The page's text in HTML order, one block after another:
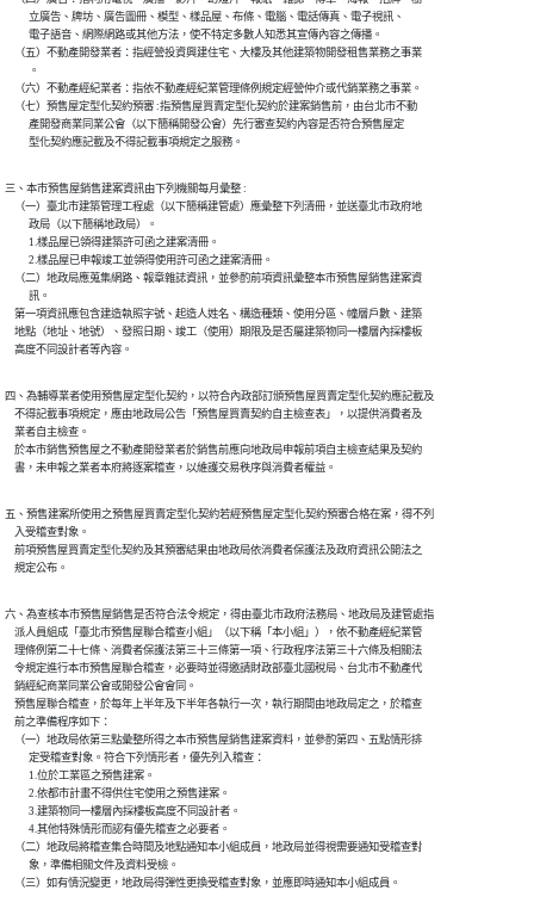
          立廣告、牌坊、廣告圖冊、模型、樣品屋、布條、電腦、電話傳真、電子視訊、
          電子語音、網際網路或其他方法，使不特定多數人知悉其宣傳內容之傳播。
    （五）不動產開發業者：指經營投資興建住宅、大樓及其他建築物開發租售業務之事業
          。
    （六）不動產經紀業者：指依不動產經紀業管理條例規定經營仲介或代銷業務之事業。
    （七）預售屋定型化契約預審 :指預售屋買賣定型化契約於建案銷售前，由台北市不動
          產開發商業同業公會（以下簡稱開發公會）先行審查契約內容是否符合預售屋定
          型化契約應記載及不得記載事項規定之服務。
三、本市預售屋銷售建案資訊由下列機關每月彙整 :
    （一）臺北市建築管理工程處（以下簡稱建管處）應彙整下列清冊，並送臺北市政府地
          政局（以下簡稱地政局）。
          1.樣品屋已領得建築許可函之建案清冊。
          2.樣品屋已申報竣工並領得使用許可函之建案清冊。
    （二）地政局應蒐集網路、報章雜誌資訊，並參酌前項資訊彙整本市預售屋銷售建案資
          訊。
    第一項資訊應包含建造執照字號、起造人姓名、構造種類、使用分區、幢層戶數、建築
    地點（地址、地號）、發照日期、竣工（使用）期限及是否屬建築物同一樓層內採樓板
    高度不同設計者等內容。
四、為輔導業者使用預售屋定型化契約，以符合內政部訂頒預售屋買賣定型化契約應記載及
    不得記載事項規定，應由地政局公告「預售屋買賣契約自主檢查表」，以提供消費者及
    業者自主檢查。
    於本市銷售預售屋之不動產開發業者於銷售前應向地政局申報前項自主檢查結果及契約
    書，未申報之業者本府將逐案稽查，以維護交易秩序與消費者權益。
五、預售建案所使用之預售屋買賣定型化契約若經預售屋定型化契約預審合格在案，得不列
    入受稽查對象。
    前項預售屋買賣定型化契約及其預審結果由地政局依消費者保護法及政府資訊公開法之
    規定公布。
六、為查核本市預售屋銷售是否符合法令規定，得由臺北市政府法務局、地政局及建管處指
    派人員組成「臺北市預售屋聯合稽查小組」（以下稱「本小組」），依不動產經紀業管
    理條例第二十七條、消費者保護法第三十三條第一項、行政程序法第三十六條及相關法
    令規定進行本市預售屋聯合稽查，必要時並得邀請財政部臺北國稅局、台北市不動產代
    銷經紀商業同業公會或開發公會會同。
    預售屋聯合稽查，於每年上半年及下半年各執行一次，執行期間由地政局定之，於稽查
    前之準備程序如下：
    （一）地政局依第三點彙整所得之本市預售屋銷售建案資料，並參酌第四、五點情形排
          定受稽查對象。符合下列情形者，優先列入稽查：
          1.位於工業區之預售建案。
          2.依都市計畫不得供住宅使用之預售建案。
          3.建築物同一樓層內採樓板高度不同設計者。
          4.其他特殊情形而認有優先稽查之必要者。
    （二）地政局將稽查集合時間及地點通知本小組成員，地政局並得視需要通知受稽查對
          象，準備相關文件及資料受檢。
    （三）如有情況變更，地政局得彈性更換受稽查對象，並應即時通知本小組成員。